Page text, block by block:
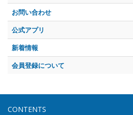
お問い合わせ
公式アプリ
新着情報
会員登録について
CONTENTS